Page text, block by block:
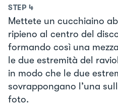
STEP 4
Mettete un cucchiaino
ripieno al centro del
formando così una
le due estremità del
in modo che le due
sovrappongano l’una
foto.